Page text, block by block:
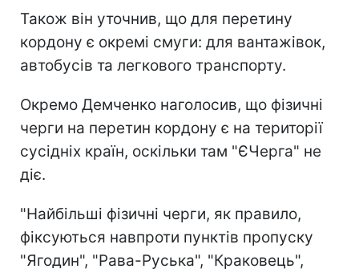
Також він уточнив, що для перетину
кордону є окремі смуги: для вантажівок,
автобусів та легкового транспорту.
Окремо Демченко наголосив, що фізичні
черги на перетин кордону є на території
сусідніх країн, оскільки там "ЄЧерга" не
діє.
"Найбільші фізичні черги, як правило,
фіксуються навпроти пунктів пропуску
"Ягодин", "Рава-Руська", "Краковець",